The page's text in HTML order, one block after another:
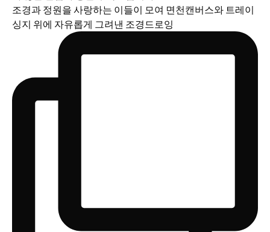
조경과 정원을 사랑하는 이들이 모여 면천캔버스와 트레이
싱지 위에 자유롭게 그려낸 조경드로잉